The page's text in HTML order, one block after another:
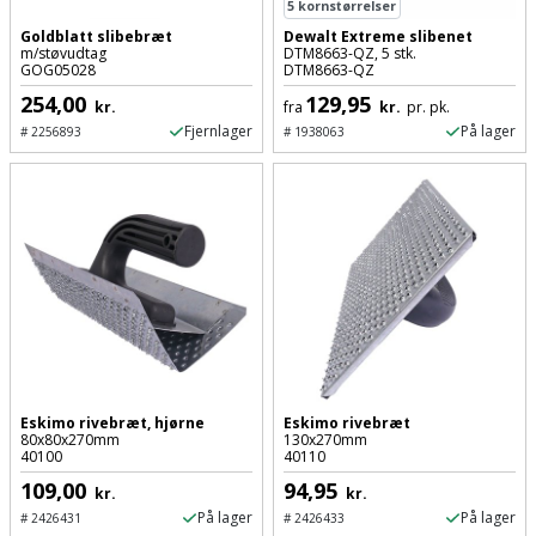
Fugtsikring
Garageport
Gelænder
Grundmursplader
Hardieplank
Isolering
Komposit
Fugepistol
og
skumpistol
Gevindskærer
Gipsværktøj
Glasløfter
Glasskærer
og
-
hammer
Betonsliber
Bindemaskine
Bits
Bordrundsav
Borehammer
Boremaskinetilbehør
Motorenhed
Motorsav
og
kædesav
Motorsav
og
kædesav
tilbehør
Plæneklipper
Plæneklipper
tilbehør
Brænde
Brændeovn
Brandslukker
Camping
Damprengøring
Dørrist
Drivhus
afrensning
Spartelmasse
til
væg
og
fittings
Stålvask
indeklima
Guides
Aktiviteter
Goldblatt slibebræt
m/støvudtag
GOG05028
254,00 kr.
#2256893 Fjernlager
5 kornstørrelser
Dewalt Extreme slibenet
DTM8663-QZ, 5 stk.
DTM8663-QZ
fra 129,95 kr. pr. pk.
#1938063 På lager
Eskimo rivebræt, hjørne
80x80x270mm
40100
109,00 kr.
#2426431 På lager
Eskimo rivebræt
130x270mm
40110
94,95 kr.
#2426433 På lager